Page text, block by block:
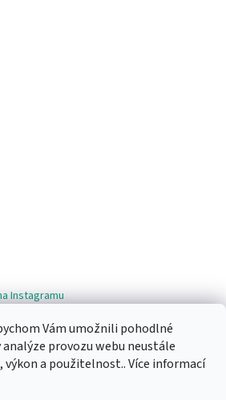
Vám umožnili pohodlné
provozu webu neustále
výkon a použitelnost.. Více informací
Instagramu